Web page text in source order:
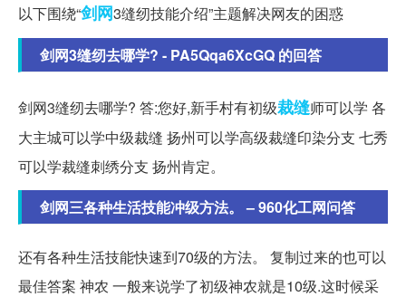
以下围绕“剑网3缝纫技能介绍”主题解决网友的困惑
剑网3缝纫去哪学? - PA5Qqa6XcGQ 的回答
剑网3缝纫去哪学? 答:您好,新手村有初级裁缝师可以学 各
大主城可以学中级裁缝 扬州可以学高级裁缝印染分支 七秀
可以学裁缝刺绣分支 扬州肯定。
剑网三各种生活技能冲级方法。 – 960化工网问答
还有各种生活技能快速到70级的方法。 复制过来的也可以
最佳答案 神农 一般来说学了初级神农就是10级.这时候采